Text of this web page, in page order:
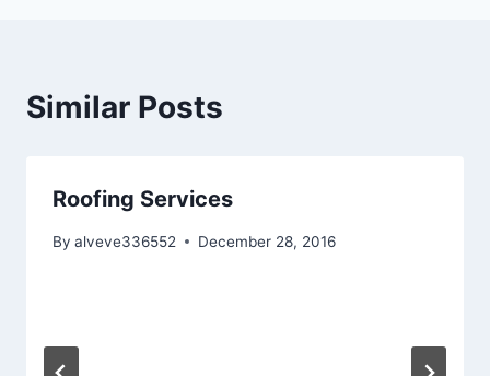
Similar Posts
Roofing Services
By alveve336552 December 28, 2016